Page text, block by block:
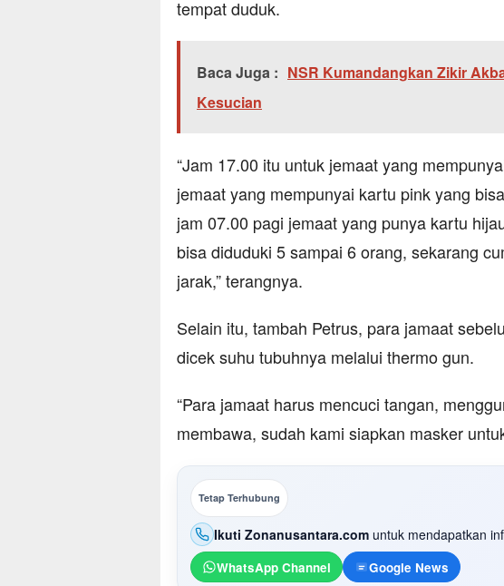
tempat duduk.
Baca Juga : NSR Kumandangkan Zikir
Kesucian
“Jam 17.00 itu untuk jemaat yang
jemaat yang mempunyai kartu pink yang
jam 07.00 pagi jemaat yang punya kartu
bisa diduduki 5 sampai 6 orang, sekarang
jarak,” terangnya.
Selain itu, tambah Petrus, para jamaat
dicek suhu tubuhnya melalui thermo gun.
“Para jamaat harus mencuci tangan,
membawa, sudah kami siapkan masker
Tetap Terhubung
Ikuti Zonanusantara.com untuk mendapatkan
WhatsApp Channel Google News